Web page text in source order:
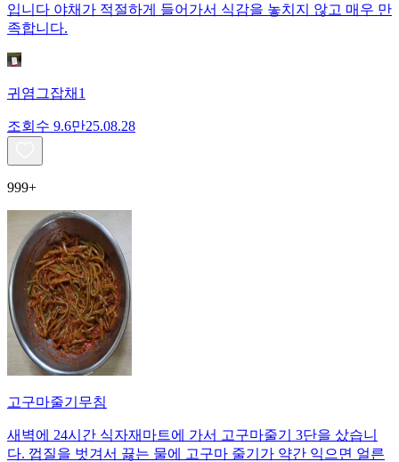
입니다 야채가 적절하게 들어가서 식감을 놓치지 않고 매우 만
족합니다.
귀염그잡채1
조회수 9.6만25.08.28
999+
고구마줄기무침
새벽에 24시간 식자재마트에 가서 고구마줄기 3단을 샀습니
다. 껍질을 벗겨서 끓는 물에 고구마 줄기가 약간 익으면 얼른